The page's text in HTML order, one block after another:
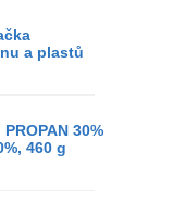
a plastů
30%
460 g